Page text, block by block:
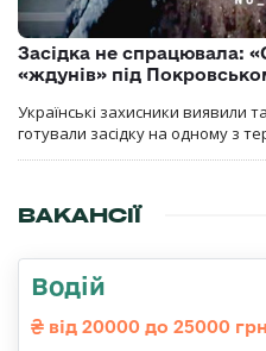
Засідка не спрацювала:
«ждунів» під
Українські захисники виявили
готували засідку на одному з
ВАКАНСІЇ
Водій
від 20000 до 25000 грн